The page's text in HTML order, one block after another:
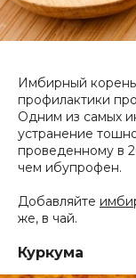
Имбирный корень
профилактики
Одним из самых
устранение
проведенному в
чем ибупрофен.
Добавляйте
же, в чай.
Куркума